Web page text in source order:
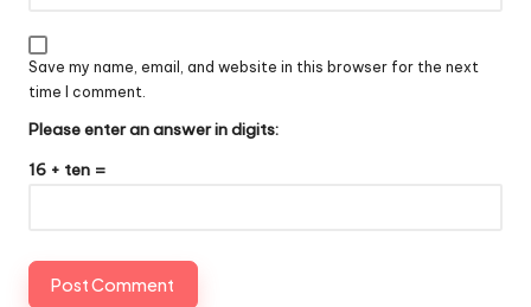
Save my name, email, and website in this browser for the next
time I comment.
Please enter an answer in digits:
16 + ten =